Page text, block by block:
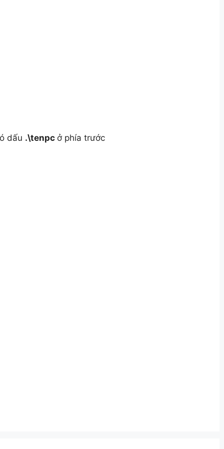
dấu .\tenpc ở phía trước